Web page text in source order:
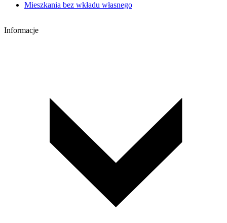
Mieszkania bez wkładu własnego
Informacje